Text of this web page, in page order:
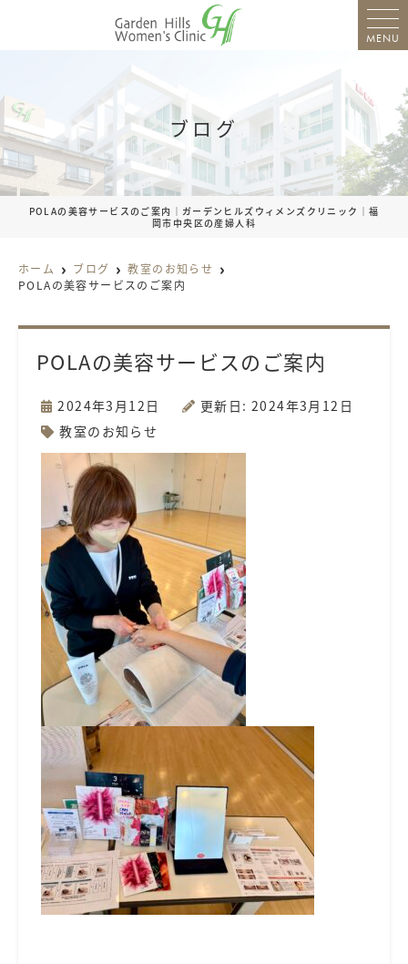
MENU
ブログ
POLAの美容サービスのご案内｜ガーデンヒルズウィメンズクリニック｜福
岡市中央区の産婦人科
ホーム ブログ
教室のお知らせ
POLAの美容サービスのご案内
POLAの美容サービスのご案内
2024年3月12日
更新日: 2024年3月12日
教室のお知らせ